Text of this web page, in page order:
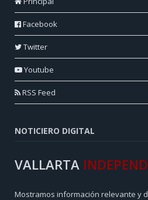
Facebook
Twitter
Youtube
RSS Feed
NOTICIERO DIGITAL
VALLARTA
Mostramos información relevante y